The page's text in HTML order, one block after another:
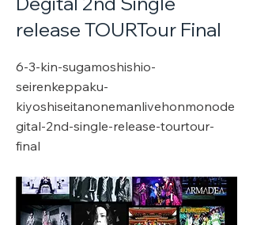
release TOURTour Final
6-3-kin-sugamoshishio-
seirenkeppaku-
kiyoshiseitanonemanlivehonmonode
gital-2nd-single-release-tourtour-
final